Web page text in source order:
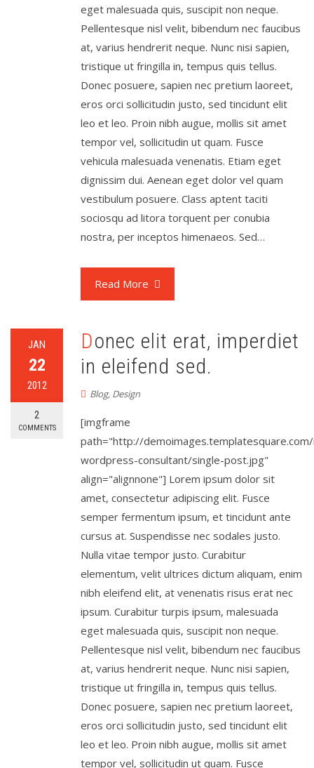
eget malesuada quis, suscipit non neque.
Pellentesque nisl velit, bibendum nec faucibus
at, varius hendrerit neque. Nunc nisi sapien,
tristique ut fringilla in, tempus quis tellus.
Donec posuere, sapien nec pretium laoreet,
eros orci sollicitudin justo, sed tincidunt elit
leo et leo. Proin nibh augue, mollis sit amet
tempor vel, sollicitudin ut quam. Fusce
vehicula malesuada venenatis. Etiam eget
dignissim dui. Aenean eget dolor vel quam
vestibulum posuere. Class aptent taciti
sociosqu ad litora torquent per conubia
nostra, per inceptos himenaeos. Sed…
Read More
JAN
22
2012
2
COMMENTS
Donec elit erat, imperdiet
in eleifend sed.
Blog, Design
[imgframe
path="http://
wordpress-consultant/single-post.jpg"
align="alignnone"] Lorem ipsum dolor sit
amet, consectetur adipiscing elit. Fusce
semper fermentum ipsum, et tincidunt ante
cursus at. Suspendisse nec sodales justo.
Nulla vitae tempor justo. Curabitur
elementum, velit ultrices dictum aliquam, enim
nibh eleifend elit, at venenatis risus erat nec
ipsum. Curabitur turpis ipsum, malesuada
eget malesuada quis, suscipit non neque.
Pellentesque nisl velit, bibendum nec faucibus
at, varius hendrerit neque. Nunc nisi sapien,
tristique ut fringilla in, tempus quis tellus.
Donec posuere, sapien nec pretium laoreet,
eros orci sollicitudin justo, sed tincidunt elit
leo et leo. Proin nibh augue, mollis sit amet
tempor vel, sollicitudin ut quam. Fusce